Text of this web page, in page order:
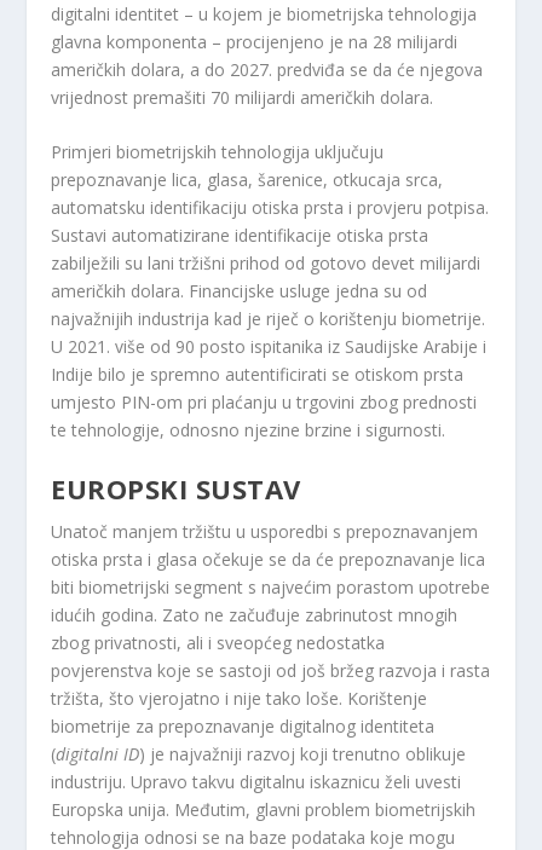
digitalni identitet – u kojem je biometrijska tehnologija
glavna komponenta – procijenjeno je na 28 milijardi
američkih dolara, a do 2027. predviđa se da će njegova
vrijednost premašiti 70 milijardi američkih dolara.
Primjeri biometrijskih tehnologija uključuju
prepoznavanje lica, glasa, šarenice, otkucaja srca,
automatsku identifikaciju otiska prsta i provjeru potpisa.
Sustavi automatizirane identifikacije otiska prsta
zabilježili su lani tržišni prihod od gotovo devet milijardi
američkih dolara. Financijske usluge jedna su od
najvažnijih industrija kad je riječ o korištenju biometrije.
U 2021. više od 90 posto ispitanika iz Saudijske Arabije i
Indije bilo je spremno autentificirati se otiskom prsta
umjesto PIN-om pri plaćanju u trgovini zbog prednosti
te tehnologije, odnosno njezine brzine i sigurnosti.
EUROPSKI SUSTAV
Unatoč manjem tržištu u usporedbi s prepoznavanjem
otiska prsta i glasa očekuje se da će prepoznavanje lica
biti biometrijski segment s najvećim porastom upotrebe
idućih godina. Zato ne začuđuje zabrinutost mnogih
zbog privatnosti, ali i sveopćeg nedostatka
povjerenstva koje se sastoji od još bržeg razvoja i rasta
tržišta, što vjerojatno i nije tako loše. Korištenje
biometrije za prepoznavanje digitalnog identiteta
(digitalni ID) je najvažniji razvoj koji trenutno oblikuje
industriju. Upravo takvu digitalnu iskaznicu želi uvesti
Europska unija. Međutim, glavni problem biometrijskih
tehnologija odnosi se na baze podataka koje mogu